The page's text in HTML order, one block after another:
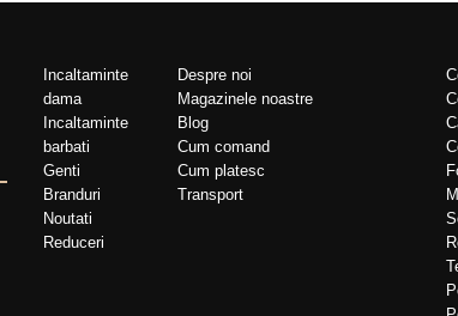
Incaltaminte
dama
Incaltaminte
barbati
Genti
Branduri
Noutati
Reduceri
Despre noi
Magazinele noastre
Blog
Cum comand
Cum platesc
Transport